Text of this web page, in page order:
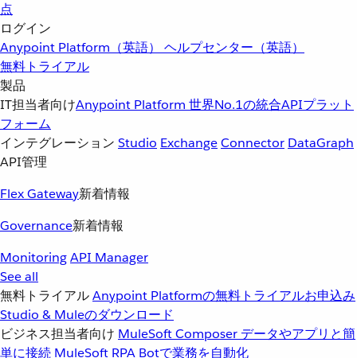
点
ログイン
Anypoint Platform（英語） ヘルプセンター（英語）
無料トライアル
製品
IT担当者向けAnypoint Platform 世界No.1の統合APIプラット
フォーム
インテグレーション Studio ExchangeConnector DataGraph
API管理
Flex Gateway新着情報
Governance新着情報
MonitoringAPI Manager
See all
無料トライアルAnypoint Platformの無料トライアルお申込み
Studio & Muleのダウンロード
ビジネス担当者向け MuleSoft Composer データやアプリと簡
単に接続 MuleSoft RPA Botで業務を自動化